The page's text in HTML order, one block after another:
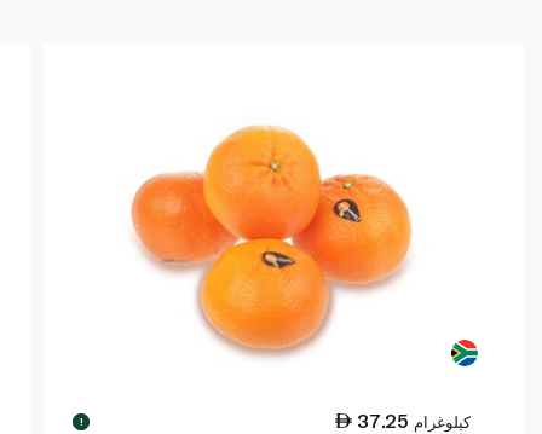
37.25 كيلوغرام !